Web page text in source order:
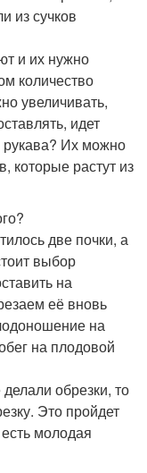
из сучков
и их нужно
количество
увеличивать,
идет
рукава? Их можно
которые растут из
две почки, а
выбор
на
её вновь
на
на плодовой
обрезки, то
Это пройдет
молодая